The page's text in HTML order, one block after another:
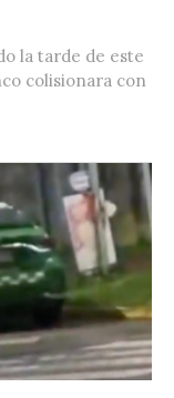
la tarde de este
colisionara con